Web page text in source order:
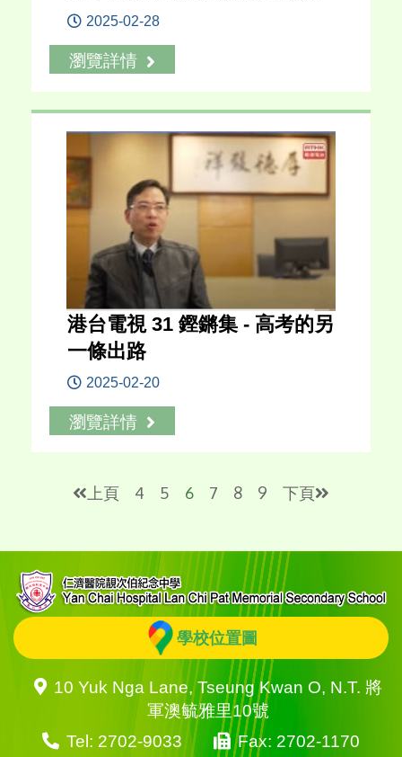
2025-02-28
瀏覽詳情
港台電視 31 鏗鏘集 - 高考的另
一條出路
2025-02-20
瀏覽詳情
上頁 4 5 6 7 8 9 下頁
學校位置圖
10 Yuk Nga Lane, Tseung Kwan O, N.T. 將
軍澳毓雅里10號
Tel: 2702-9033
Fax: 2702-1170